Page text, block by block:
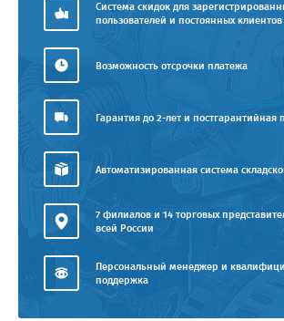
Система скидок для
пользователей и постоянных клиентов
Возможность отсрочки платежа
Гарантия до 2-лет и постгарантийная
Автоматизированная система
7 филиалов и 14 торговых
всей России
Персональный менеджер и
поддержка